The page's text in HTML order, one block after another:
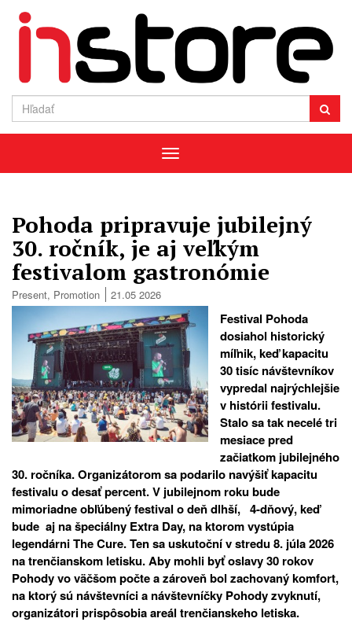
Menu
Pohoda pripravuje jubilejný
30. ročník, je aj veľkým
festivalom gastronómie
Present, Promotion 21.05 2026
Festival Pohoda
dosiahol historický
míľnik, keď kapacitu
30 tisíc návštevníkov
vypredal najrýchlejšie
v histórii festivalu.
Stalo sa tak necelé tri
mesiace pred
začiatkom jubilejného
30. ročníka. Organizátorom sa podarilo navýšiť kapacitu
festivalu o desať percent. V jubilejnom roku bude
mimoriadne obľúbený festival o deň dlhší, 4-dňový, keď
bude aj na špeciálny Extra Day, na ktorom vystúpia
legendárni The Cure. Ten sa uskutoční v stredu 8. júla 2026
na trenčianskom letisku. Aby mohli byť oslavy 30 rokov
Pohody vo väčšom počte a zároveň bol zachovaný komfort,
na ktorý sú návštevníci a návštevníčky Pohody zvyknutí,
organizátori prispôsobia areál trenčianskeho letiska.